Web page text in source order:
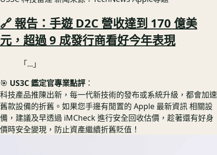
🔗 報告：手遊 D2C 營收達到 170 億美
元，超過 9 成發行商看好今年表現
「...」
🎯 US3C 鑑定官專業點評 ：
科技產品推陳出新，每一代新技術的發布或系統升級，都會加速
舊款設備的折舊。如果您手邊有閒置的 Apple 最新資訊 相關設
備，建議及早透過 iMCheck 進行安全回收估價，趁著還有好身
價時安全變現，防止資產繼續折舊貶值！